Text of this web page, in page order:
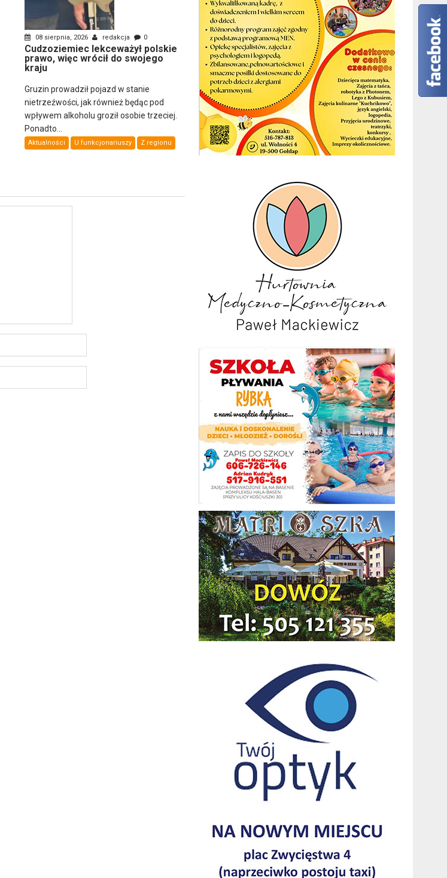
08 sierpnia, 2026 redakcja 0
Cudzoziemiec lekceważył polskie
prawo, więc wrócił do swojego
kraju
Gruzin prowadził pojazd w stanie
nietrzeźwości, jak również będąc pod
wpływem alkoholu groził osobie trzeciej.
Ponadto...
Aktualności U funkcjonariuszy Z regionu